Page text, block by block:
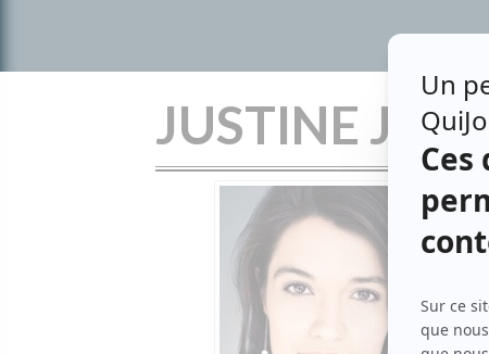
JUSTINE